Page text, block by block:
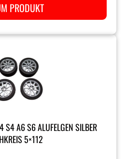
PRODUKT
A6 S6 ALUFELGEN SILBER
5×112